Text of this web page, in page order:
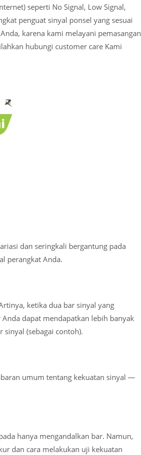
seperti No Signal, Low Signal,
penguat sinyal ponsel yang sesuai
karena kami melayani pemasangan
hubungi customer care Kami
dan seringkali bergantung pada
perangkat Anda.
ketika dua bar sinyal yang
dapat mendapatkan lebih banyak
(sebagai contoh).
umum tentang kekuatan sinyal —
hanya mengandalkan bar. Namun,
dan cara melakukan uji kekuatan